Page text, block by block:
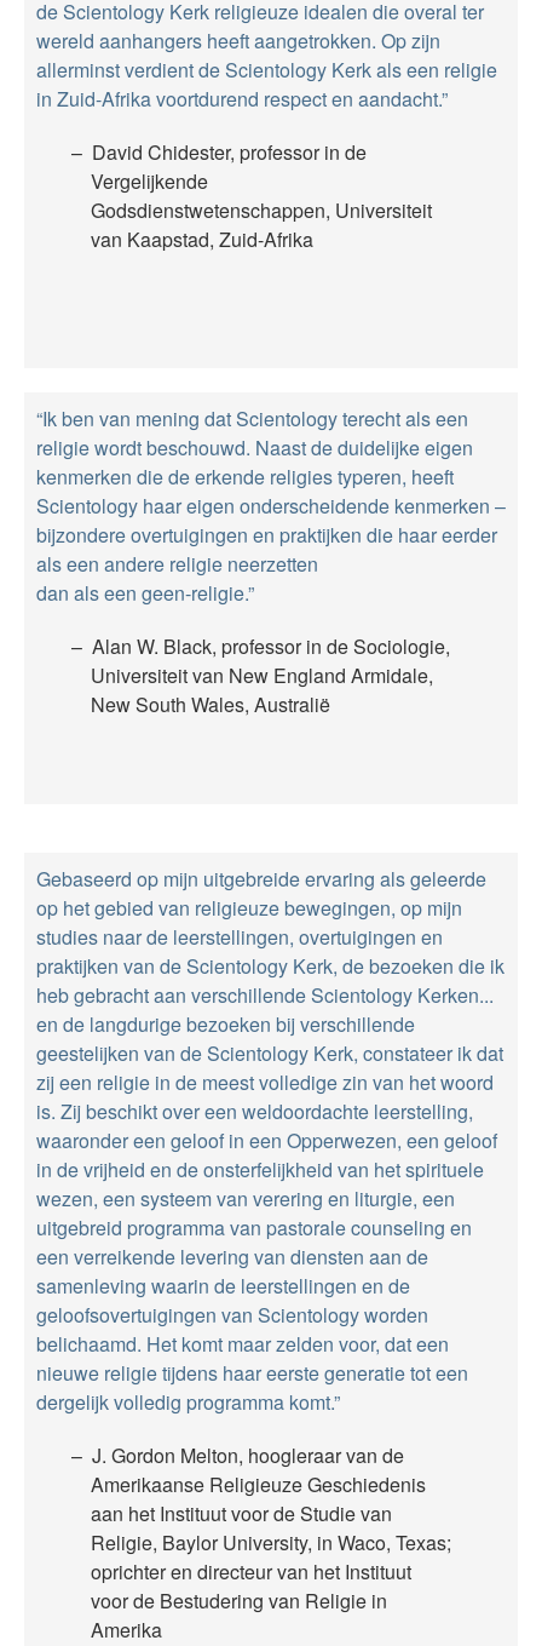
de Scientology Kerk religieuze idealen die overal ter
wereld aanhangers heeft aangetrokken. Op zijn
allerminst verdient de Scientology Kerk als een religie
in Zuid-Afrika voortdurend respect en aandacht.”
David Chidester, professor in de
Vergelijkende
Godsdienstwetenschappen, Universiteit
van Kaapstad, Zuid-Afrika
“Ik ben van mening dat Scientology terecht als een
religie wordt beschouwd. Naast de duidelijke eigen
kenmerken die de erkende religies typeren, heeft
Scientology haar eigen onderscheidende kenmerken –
bijzondere overtuigingen en praktijken die haar eerder
als een andere religie neerzetten
dan als een geen-religie.”
Alan W. Black, professor in de Sociologie,
Universiteit van New England Armidale,
New South Wales, Australië
Gebaseerd op mijn uitgebreide ervaring als geleerde
op het gebied van religieuze bewegingen, op mijn
studies naar de leerstellingen, overtuigingen en
praktijken van de Scientology Kerk, de bezoeken die ik
heb gebracht aan verschillende Scientology Kerken...
en de langdurige bezoeken bij verschillende
geestelijken van de Scientology Kerk, constateer ik dat
zij een religie in de meest volledige zin van het woord
is. Zij beschikt over een weldoordachte leerstelling,
waaronder een geloof in een Opperwezen, een geloof
in de vrijheid en de onsterfelijkheid van het spirituele
wezen, een systeem van verering en liturgie, een
uitgebreid programma van pastorale counseling en
een verreikende levering van diensten aan de
samenleving waarin de leerstellingen en de
geloofsovertuigingen van Scientology worden
belichaamd. Het komt maar zelden voor, dat een
nieuwe religie tijdens haar eerste generatie tot een
dergelijk volledig programma komt.”
J. Gordon Melton, hoogleraar van de
Amerikaanse Religieuze Geschiedenis
aan het Instituut voor de Studie van
Religie, Baylor University, in Waco, Texas;
oprichter en directeur van het Instituut
voor de Bestudering van Religie in
Amerika